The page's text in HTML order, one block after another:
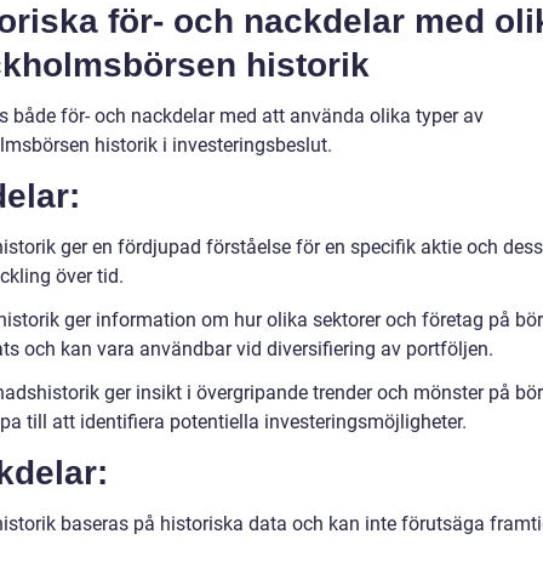
för- och nackdelar med
historik
både för- och nackdelar med att använda olika typer av
historik i investeringsbeslut.
ger en fördjupad förståelse för en specifik aktie och dess
över tid.
ger information om hur olika sektorer och företag på
och kan vara användbar vid diversifiering av portföljen.
ger insikt i övergripande trender och mönster på
till att identifiera potentiella investeringsmöjligheter.
baseras på historiska data och kan inte förutsäga